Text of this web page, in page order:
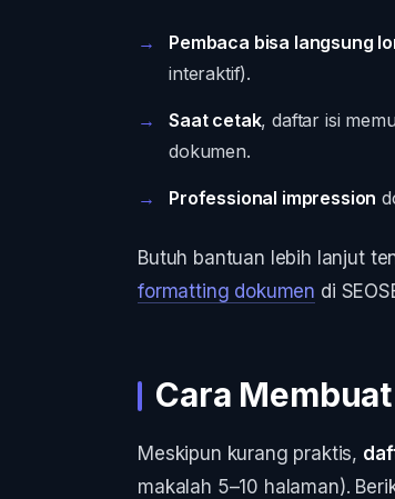
Pembaca bisa langsung
interaktif).
Saat cetak, daftar isi
dokumen.
Professional impression
Butuh bantuan lebih lanjut
formatting dokumen di
Cara
Meskipun kurang praktis,
makalah 5–10 halaman).